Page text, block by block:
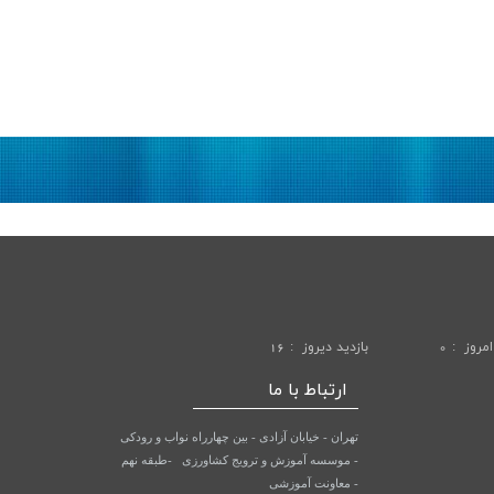
0 بازديد ديروز 16
ارتباط با ما
تهران - خیابان آزادی - بین چهارراه نواب و رودکی
- موسسه آموزش و ترویج کشاورزی
-طبقه نهم
- معاونت آموزشی